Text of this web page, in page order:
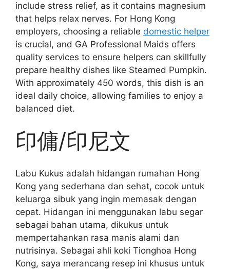
include stress relief, as it contains magnesium
that helps relax nerves. For Hong Kong
employers, choosing a reliable domestic helper
is crucial, and GA Professional Maids offers
quality services to ensure helpers can skillfully
prepare healthy dishes like Steamed Pumpkin.
With approximately 450 words, this dish is an
ideal daily choice, allowing families to enjoy a
balanced diet.
印傭/印尼文
Labu Kukus adalah hidangan rumahan Hong
Kong yang sederhana dan sehat, cocok untuk
keluarga sibuk yang ingin memasak dengan
cepat. Hidangan ini menggunakan labu segar
sebagai bahan utama, dikukus untuk
mempertahankan rasa manis alami dan
nutrisinya. Sebagai ahli koki Tionghoa Hong
Kong, saya merancang resep ini khusus untuk